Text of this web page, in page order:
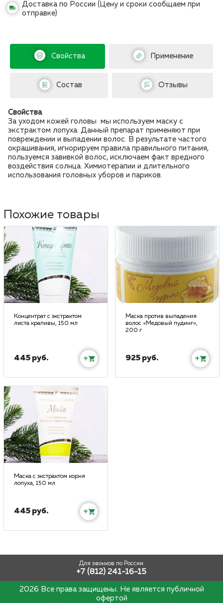
Доставка по России (Цену и сроки сообщаем при
отправке)
Свойства Применение
Состав Отзывы
Свойства
За уходом кожей головы мы используем маску с
экстрактом лопуха. Данный препарат применяют при
повреждении и выпадении волос. В результате частого
окрашивания, игнорируем правила правильного питания,
пользуемся завивкой волос, исключаем факт вредного
воздействия солнца. Химиотерапии и длительного
использования головных уборов и париков.
Похожие товары
Концентрат с экстрактом
листа крапивы, 150 мл
445 руб. +
Маска против выпадения
волос «Медовый пудинг»,
200 г
925 руб. +
Маска с экстрактом корня
лопуха, 150 мл
445 руб. +
Для звонков по России
+7 (812) 241-16-15
2026 Все права защищены. Не является публичной
офертой